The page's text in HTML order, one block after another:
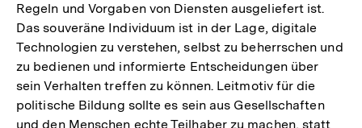
Regeln und Vorgaben von Diensten ausgeliefert ist.
Das souveräne Individuum ist in der Lage, digitale
Technologien zu verstehen, selbst zu beherrschen und
zu bedienen und informierte Entscheidungen über
sein Verhalten treffen zu können. Leitmotiv für die
politische Bildung sollte es sein aus Gesellschaften
und den Menschen echte Teilhaber zu machen, statt